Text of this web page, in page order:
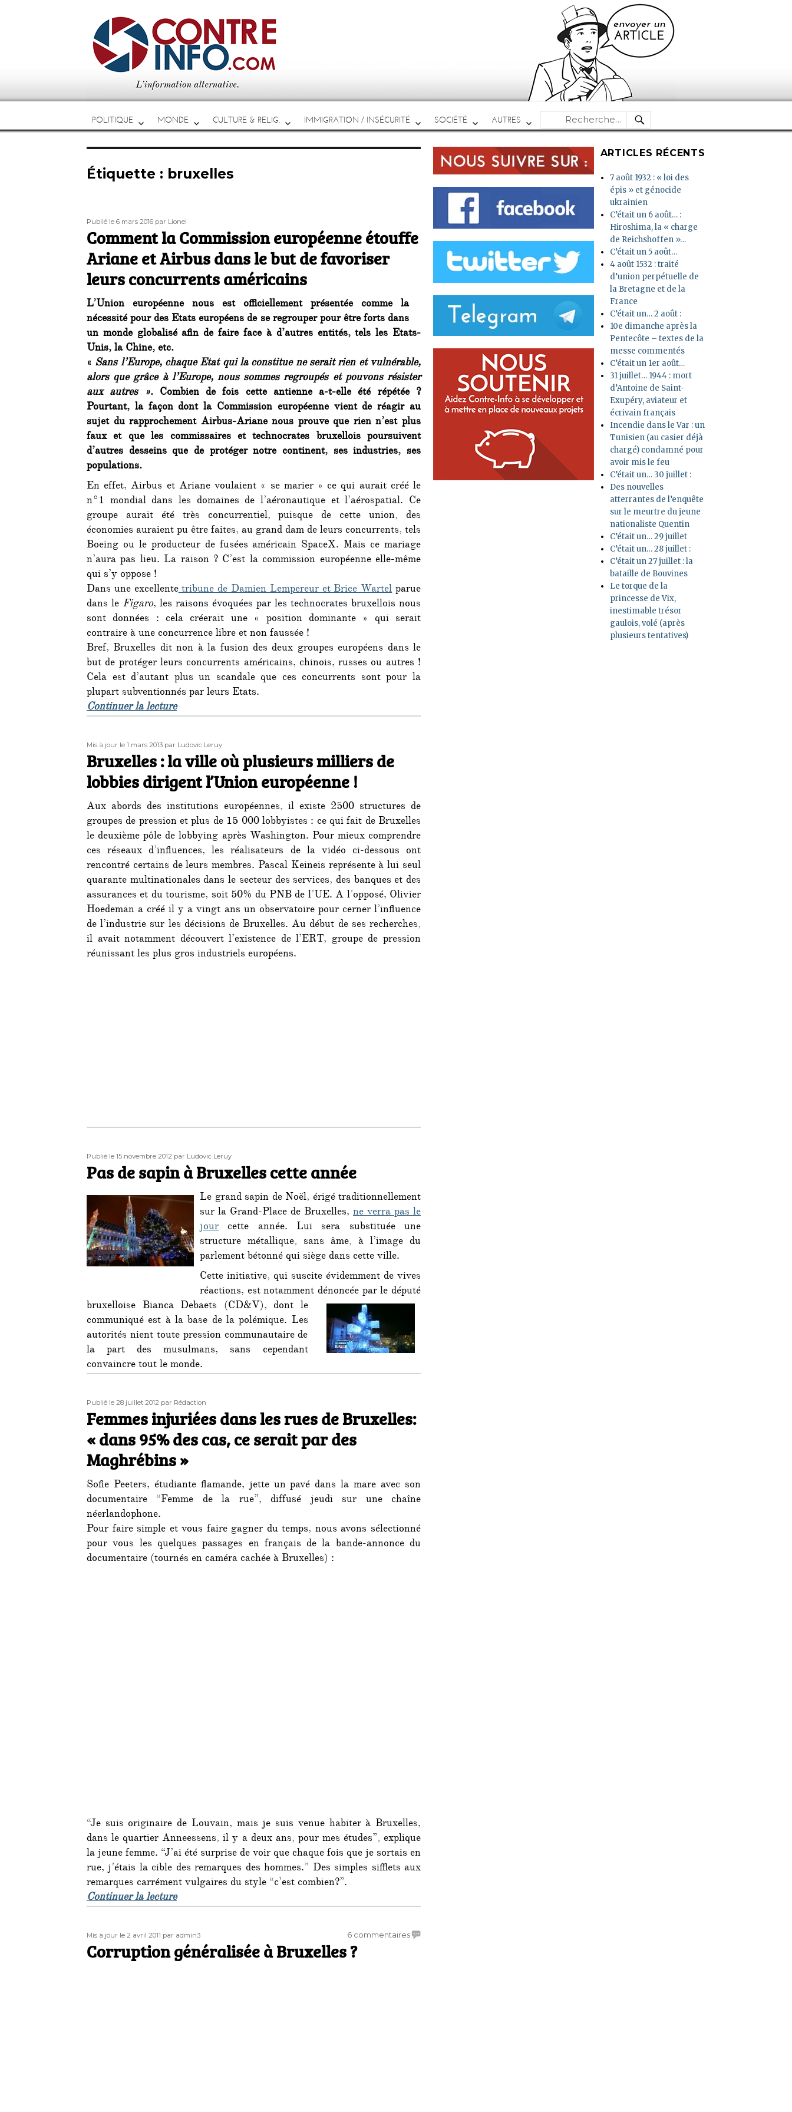
POLITIQUE MONDE CULTURE & RELIG. IMMIGRATION / INSÉCURITÉ SOCIÉTÉ AUTRES
Recherche
pour :
RECHERCHE
Étiquette : bruxelles
Publié
le
Publié le 6 mars 2016 Auteur
par Lionel
Comment la Commission européenne étouffe
Ariane et Airbus dans le but de favoriser
leurs concurrents américains
L’Union européenne nous est officiellement présentée comme la
nécessité pour des Etats européens de se regrouper pour être forts dans
un monde globalisé afin de faire face à d’autres entités, tels les Etats-
Unis, la Chine, etc.
« Sans l’Europe, chaque Etat qui la constitue ne serait rien et vulnérable,
alors que grâce à l’Europe, nous sommes regroupés et pouvons résister
aux autres ». Combien de fois cette antienne a-t-elle été répétée ?
Pourtant, la façon dont la Commission européenne vient de réagir au
sujet du rapprochement Airbus-Ariane nous prouve que rien n’est plus
faux et que les commissaires et technocrates bruxellois poursuivent
d’autres desseins que de protéger notre continent, ses industries, ses
populations.
En effet, Airbus et Ariane voulaient « se marier » ce qui aurait créé le
n°1 mondial dans les domaines de l’aéronautique et l’aérospatial. Ce
groupe aurait été très concurrentiel, puisque de cette union, des
économies auraient pu être faites, au grand dam de leurs concurrents, tels
Boeing ou le producteur de fusées américain SpaceX. Mais ce mariage
n’aura pas lieu. La raison ? C’est la commission européenne elle-même
qui s’y oppose !
Dans une excellentetribune de Damien Lempereur et Brice Wartelparue
dans le Figaro, les raisons évoquées par les technocrates bruxellois nous
sont données : cela créerait une « position dominante » qui serait
contraire à une concurrence libre et non faussée !
Bref, Bruxelles dit non à la fusion des deux groupes européens dans le
but de protéger leurs concurrents américains, chinois, russes ou autres !
Cela est d’autant plus un scandale que ces concurrents sont pour la
plupart subventionnés par leurs Etats.
Continuer la lecturede « Comment la Commission européenne étouffe Ariane et Airbus dans le but de favoriser leurs concurrents américains »
Publié
le
Mis à jour le 1 mars 2013 Auteur
par Ludovic Leruy
Bruxelles : la ville où plusieurs milliers de
lobbies dirigent l’Union européenne !
Aux abords des institutions européennes, il existe 2500 structures de
groupes de pression et plus de 15 000 lobbyistes : ce qui fait de Bruxelles
le deuxième pôle de lobbying après Washington. Pour mieux comprendre
ces réseaux d’influences, les réalisateurs de la vidéo ci-dessous ont
rencontré certains de leurs membres. Pascal Keineis représente à lui seul
quarante multinationales dans le secteur des services, des banques et des
assurances et du tourisme, soit 50% du PNB de l’UE. A l’opposé, Olivier
Hoedeman a créé il y a vingt ans un observatoire pour cerner l’influence
de l’industrie sur les décisions de Bruxelles. Au début de ses recherches,
il avait notamment découvert l’existence de l’ERT, groupe de pression
réunissant les plus gros industriels européens.
Publié
le
Publié le 15 novembre 2012 Auteur
par Ludovic Leruy
Pas de sapin à Bruxelles cette année
Le grand sapin de Noël, érigé traditionnellement
sur la Grand-Place de Bruxelles, ne verra pas le
jour cette année. Lui sera substituée une
structure métallique, sans âme, à l’image du
parlement bétonné qui siège dans cette ville.
Cette initiative, qui suscite évidemment de vives
réactions, est notamment dénoncée par le député
bruxelloise Bianca Debaets (CD&V), dont le
communiqué est à la base de la polémique. Les
autorités nient toute pression communautaire de
la part des musulmans, sans cependant
convaincre tout le monde.
Publié
le
Publié le 28 juillet 2012 Auteur
par Rédaction
Femmes injuriées dans les rues de Bruxelles:
« dans 95% des cas, ce serait par des
Maghrébins »
Sofie Peeters, étudiante flamande, jette un pavé dans la mare avec son
documentaire “Femme de la rue”, diffusé jeudi sur une chaîne
néerlandophone.
Pour faire simple et vous faire gagner du temps, nous avons sélectionné
pour vous les quelques passages en français de la bande-annonce du
documentaire (tournés en caméra cachée à Bruxelles) :
“Je suis originaire de Louvain, mais je suis venue habiter à Bruxelles,
dans le quartier Anneessens, il y a deux ans, pour mes études”, explique
la jeune femme. “J’ai été surprise de voir que chaque fois que je sortais en
rue, j’étais la cible des remarques des hommes.” Des simples sifflets aux
remarques carrément vulgaires du style “c’est combien?”.
Continuer la lecturede « Femmes injuriées dans les rues de Bruxelles: « dans 95% des cas, ce serait par des Maghrébins » »
Publié
le
Mis à jour le 2 avril 2011 Auteur
par admin3 6 commentairessur
Corruption généralisée à Bruxelles ?
ARTICLES RÉCENTS
7 août 1932 : « loi des
épis » et génocide
ukrainien
C’était un 6 août… :
Hiroshima, la « charge
de Reichshoffen »…
C’était un 5 août…
4 août 1532 : traité
d’union perpétuelle de
la Bretagne et de la
France
C’était un… 2 août :
10e dimanche après la
Pentecôte – textes de la
messe commentés
C’était un 1er août…
31 juillet… 1944 : mort
d’Antoine de Saint-
Exupéry, aviateur et
écrivain français
Incendie dans le Var : un
Tunisien (au casier déjà
chargé) condamné pour
avoir mis le feu
C’était un… 30 juillet :
Des nouvelles
atterrantes de l’enquête
sur le meurtre du jeune
nationaliste Quentin
C’était un… 29 juillet
C’était un… 28 juillet :
C’était un 27 juillet : la
bataille de Bouvines
Le torque de la
princesse de Vix,
inestimable trésor
gaulois, volé (après
plusieurs tentatives)